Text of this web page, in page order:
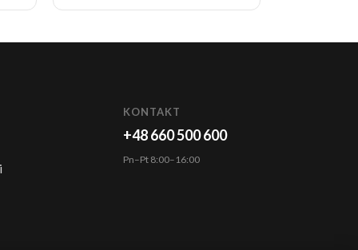
KONTAKT
+48 660 500 600
Pn–Pt 8:00–16:00